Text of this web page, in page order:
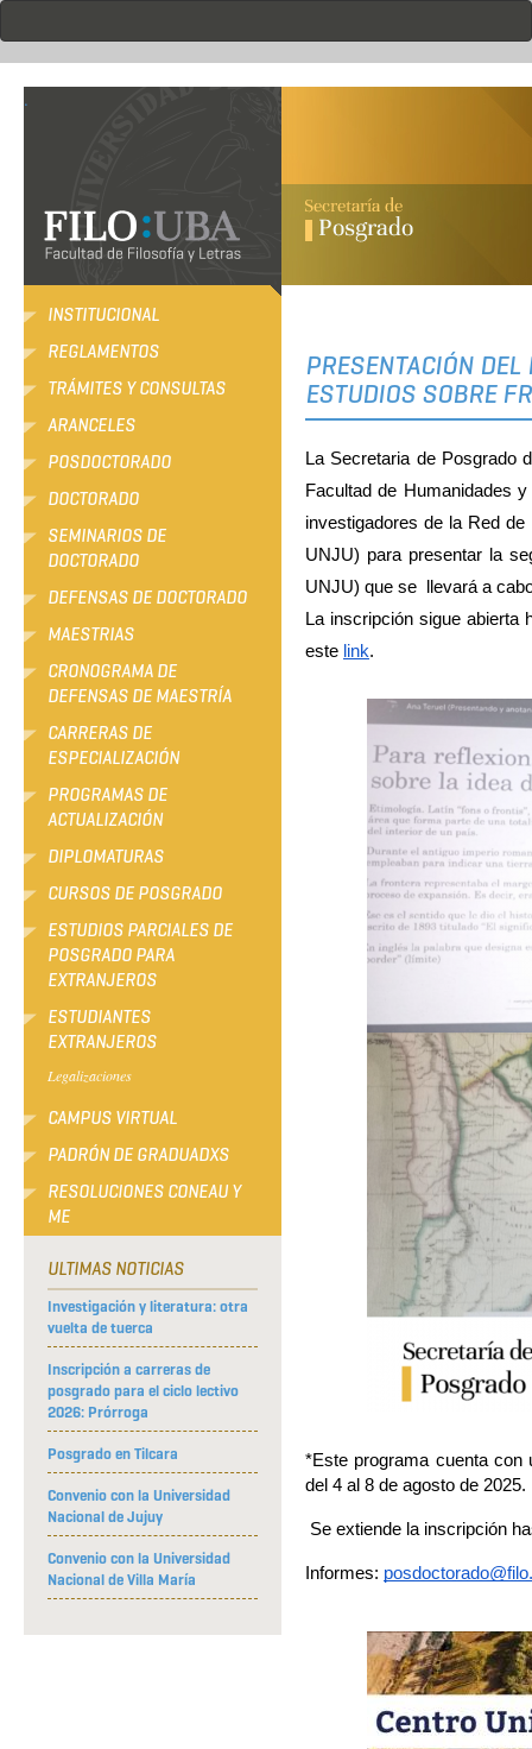
al
contenido
principal
.
INSTITUCIONAL
REGLAMENTOS
TRÁMITES Y CONSULTAS
ARANCELES
POSDOCTORADO
DOCTORADO
SEMINARIOS DE
DOCTORADO
DEFENSAS DE DOCTORADO
MAESTRIAS
CRONOGRAMA DE
DEFENSAS DE MAESTRÍA
CARRERAS DE
ESPECIALIZACIÓN
PROGRAMAS DE
ACTUALIZACIÓN
DIPLOMATURAS
CURSOS DE POSGRADO
ESTUDIOS PARCIALES DE
POSGRADO PARA
EXTRANJEROS
ESTUDIANTES
EXTRANJEROS
Legalizaciones
CAMPUS VIRTUAL
PADRÓN DE GRADUADXS
RESOLUCIONES CONEAU Y
ME
ULTIMAS NOTICIAS
Investigación y literatura: otra
vuelta de tuerca
Inscripción a carreras de
posgrado para el ciclo lectivo
2026: Prórroga
Posgrado en Tilcara
Convenio con la Universidad
Nacional de Jujuy
Convenio con la Universidad
Nacional de Villa María
PRESENTACIÓN
ESTUDIOS SOBRE
La Secretaria de Posgrado
Facultad de Humanidades
investigadores de la Red
UNJU) para presentar la
UNJU) que se  llevará a
La inscripción sigue abierta
este link.
*Este programa cuenta con
del 4 al 8 de agosto de 2025.
Se extiende la inscripción
Informes: